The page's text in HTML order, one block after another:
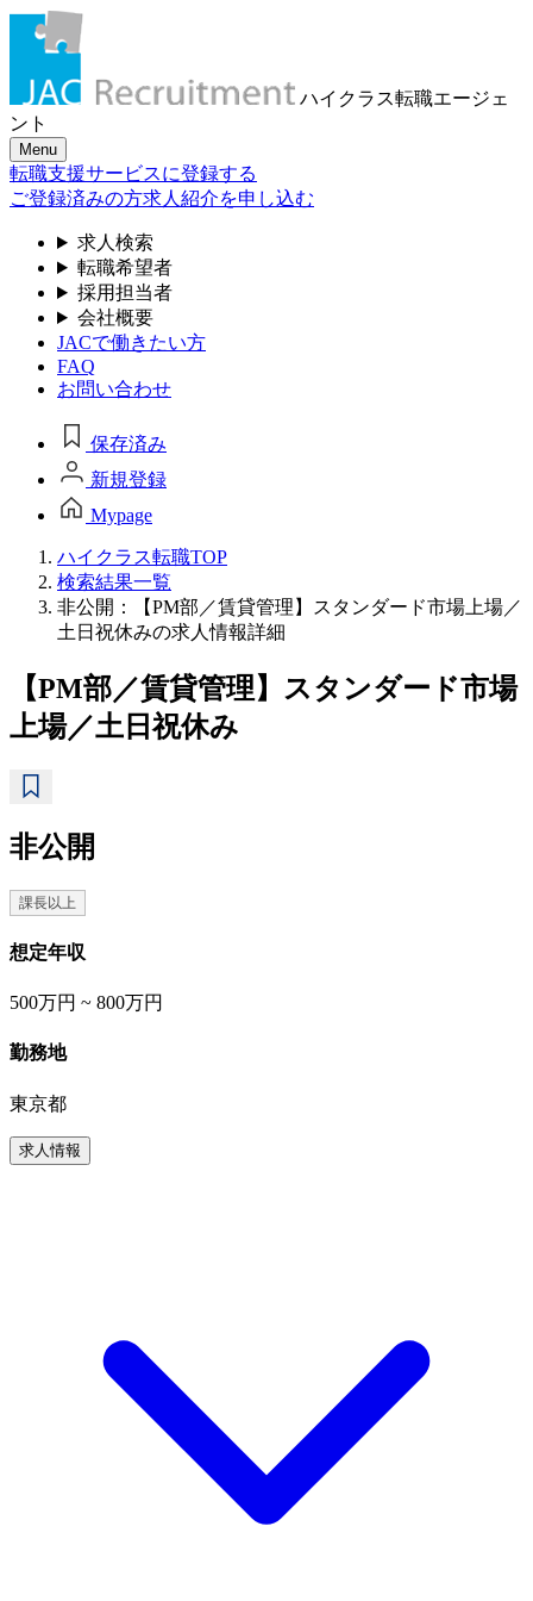
ハイクラス転職エージェ
ント
Menu
転職支援サービスに登録する
ご登録済みの方求人紹介を申し込む
求人検索
転職希望者
採用担当者
会社概要
JACで働きたい方
FAQ
お問い合わせ
保存済み
新規登録
Mypage
ハイクラス転職TOP
検索結果一覧
非公開：【PM部／賃貸管理】スタンダード市場上場／
土日祝休みの求人情報詳細
【PM部／賃貸管理】スタンダード市場
上場／土日祝休み
非公開
課長以上
想定年収
500万円 ~ 800万円
勤務地
東京都
求人情報